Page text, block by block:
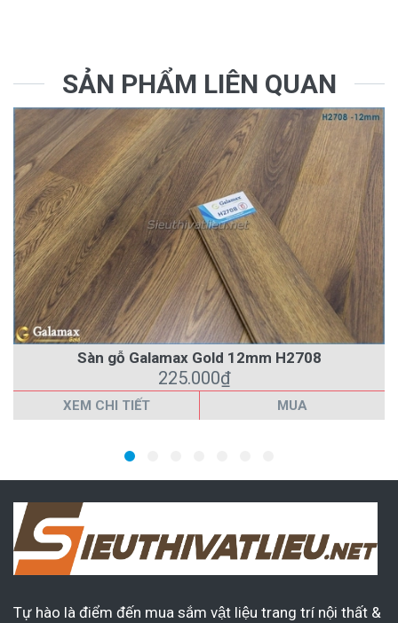
SẢN PHẨM LIÊN QUAN
Sàn gỗ Galamax Gold 12mm H2708
225.000₫
XEM CHI TIẾT MUA
Tự hào là điểm đến mua sắm vật liệu trang trí nội thất &